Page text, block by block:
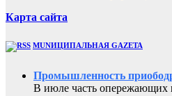
Карта сайта
MUNИЦИПАЛЬНАЯ GAZЕТА
Промышленность
В июле часть опережающих